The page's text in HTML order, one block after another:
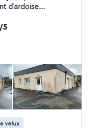
d'ardoise
d'Alep 2100
et devis gratuit,
temps
besoin de mes
par SMS ou par
5
velux